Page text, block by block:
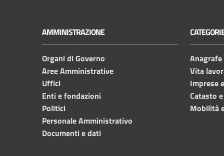
AMMINISTRAZIONE
Organi di Governo
Aree Amministrative
Uffici
Enti e fondazioni
Politici
Personale Amministrativo
Documenti e dati
Vita
Imprese
Catasto
Mobilità